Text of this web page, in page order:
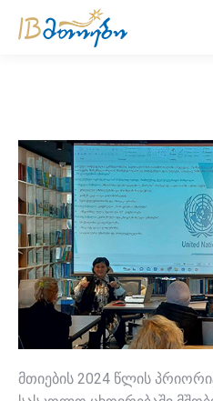
მთიების 2024 წლის